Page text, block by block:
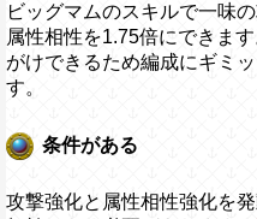
ビッグマムのスキルで一味の
属性相性を1.75倍にできま
がけできるため編成にギミ
す。
条件がある
攻撃強化と属性相性強化を